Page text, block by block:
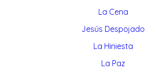
La Cena
Jesús Despojado
La Hiniesta
La Paz